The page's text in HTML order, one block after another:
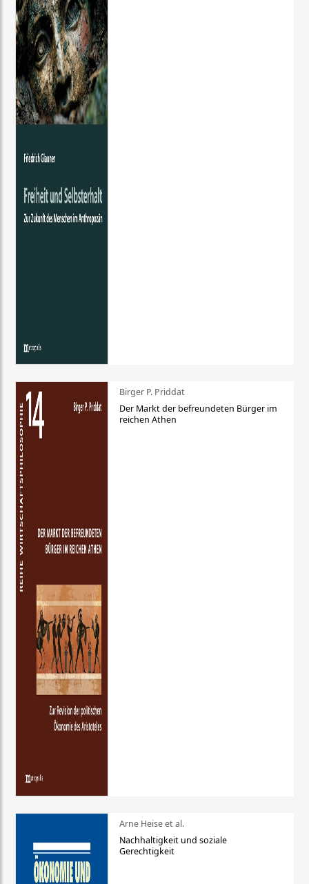
Birger P. Priddat
Der Markt der befreundeten Bürger im
reichen Athen
Arne Heise et al.
Nachhaltigkeit und soziale
Gerechtigkeit